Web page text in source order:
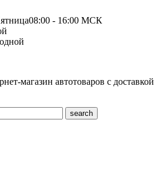
08:00 - 16:00 МСК
магазин автотоваров с доставкой